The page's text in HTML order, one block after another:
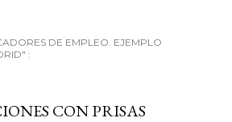
DE EMPLEO. EJEMPLO
:
CON PRISAS